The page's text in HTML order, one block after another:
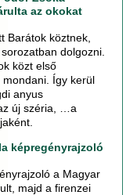
az okokat
Barátok köztnek,
dolgozni.
közt első
Így kerül
anyus
új széria, …a
képregényrajzoló
a Magyar
majd a firenzei